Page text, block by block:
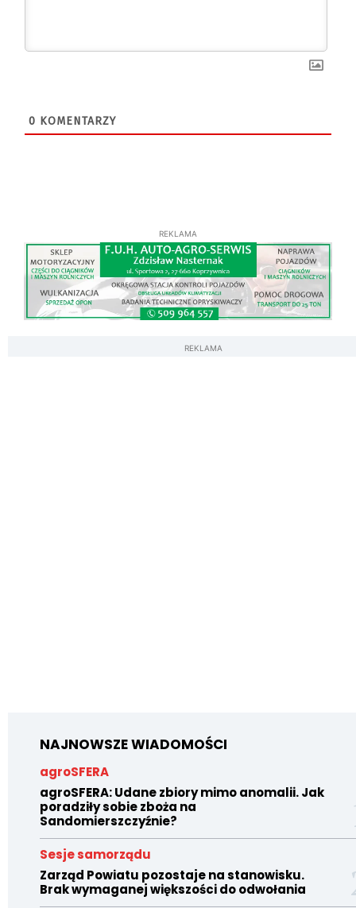
0 KOMENTARZY
REKLAMA
REKLAMA
NAJNOWSZE WIADOMOŚCI
agroSFERA
agroSFERA: Udane zbiory mimo anomalii. Jak
poradziły sobie zboża na
Sandomierszczyźnie?
Sesje samorządu
Zarząd Powiatu pozostaje na stanowisku.
Brak wymaganej większości do odwołania